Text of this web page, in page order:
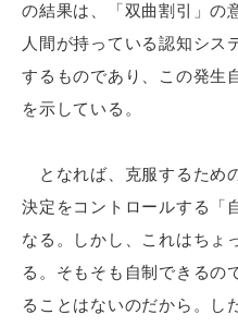
の結果は、「双曲割引」の
人間が持っている認知シス
するものであり、この発生
を示している。
となれば、克服するため
決定をコントロールする「
なる。しかし、これはちょ
る。そもそも自制できるの
ることはないのだから。し